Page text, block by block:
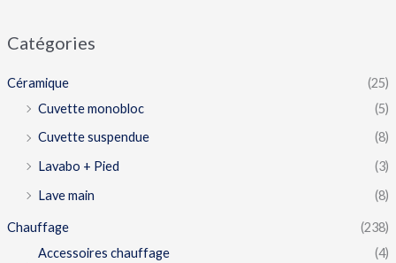
Catégories
Céramique
(25)
Cuvette monobloc
(5)
Cuvette suspendue
(8)
Lavabo + Pied
(3)
Lave main
(8)
Chauffage
(238)
Accessoires chauffage
(4)